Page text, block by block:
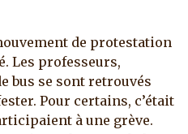
de protestation
Les professeurs,
bus se sont retrouvés
Pour certains, c’était
à une grève.